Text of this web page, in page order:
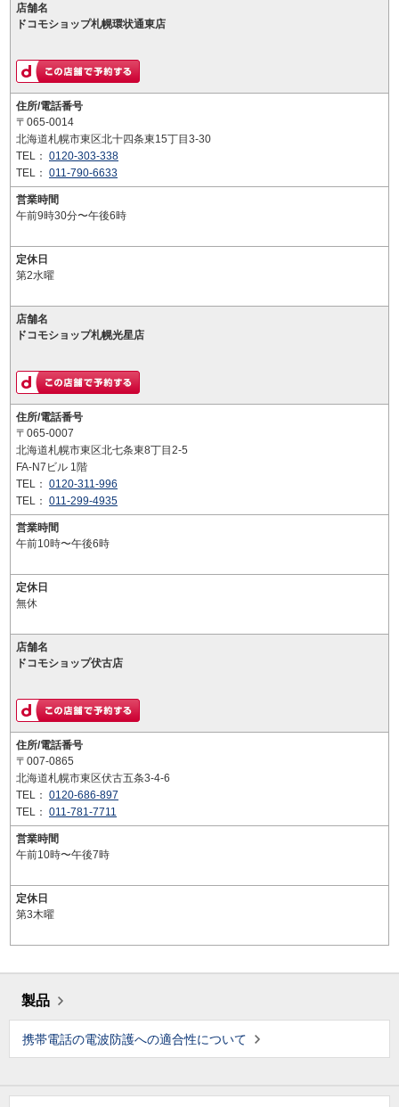
店舗名
ドコモショップ札幌環状通東店
住所/電話番号
〒065-0014
北海道札幌市東区北十四条東15丁目3-30
TEL： 0120-303-338
TEL： 011-790-6633
営業時間
午前9時30分〜午後6時
定休日
第2水曜
店舗名
ドコモショップ札幌光星店
住所/電話番号
〒065-0007
北海道札幌市東区北七条東8丁目2-5
FA-N7ビル 1階
TEL： 0120-311-996
TEL： 011-299-4935
営業時間
午前10時〜午後6時
定休日
無休
店舗名
ドコモショップ伏古店
住所/電話番号
〒007-0865
北海道札幌市東区伏古五条3-4-6
TEL： 0120-686-897
TEL： 011-781-7711
営業時間
午前10時〜午後7時
定休日
第3木曜
製品
携帯電話の電波防護への適合性について